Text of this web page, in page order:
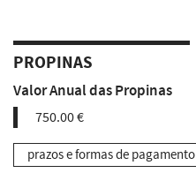
PROPINAS
Valor Anual das Propinas
750.00 €
prazos e formas de pagamento